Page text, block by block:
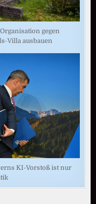
gegen
Villa ausbauen
KI-Vorstoß ist nur